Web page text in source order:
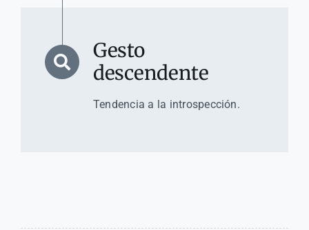
Gesto
descendente
Tendencia a la introspección.